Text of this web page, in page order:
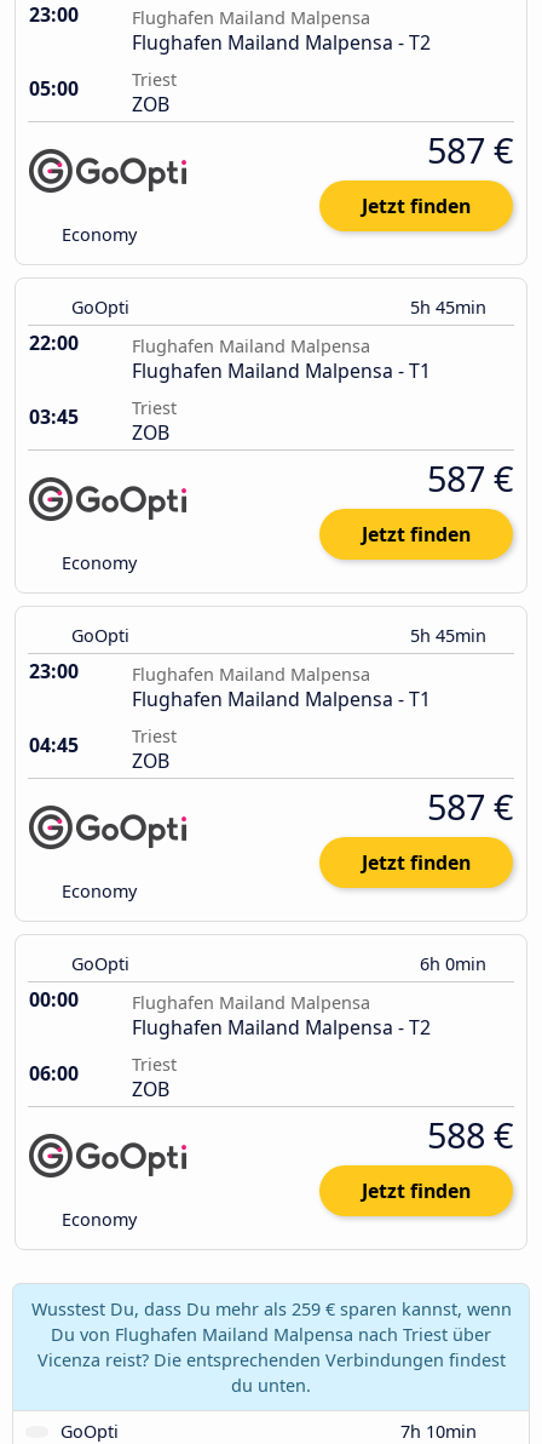
23:00 Flughafen Mailand Malpensa
Flughafen Mailand Malpensa - T2
05:00
Triest
ZOB
Economy
587 €
Jetzt finden
GoOpti 5h 45min
22:00 Flughafen Mailand Malpensa
Flughafen Mailand Malpensa - T1
03:45
Triest
ZOB
Economy
587 €
Jetzt finden
GoOpti 5h 45min
23:00 Flughafen Mailand Malpensa
Flughafen Mailand Malpensa - T1
04:45
Triest
ZOB
Economy
587 €
Jetzt finden
GoOpti 6h 0min
00:00 Flughafen Mailand Malpensa
Flughafen Mailand Malpensa - T2
06:00
Triest
ZOB
Economy
588 €
Jetzt finden
Wusstest Du, dass Du mehr als 259 € sparen kannst, wenn
Du von Flughafen Mailand Malpensa nach Triest über
Vicenza reist? Die entsprechenden Verbindungen findest
du unten.
GoOpti
7h 10min